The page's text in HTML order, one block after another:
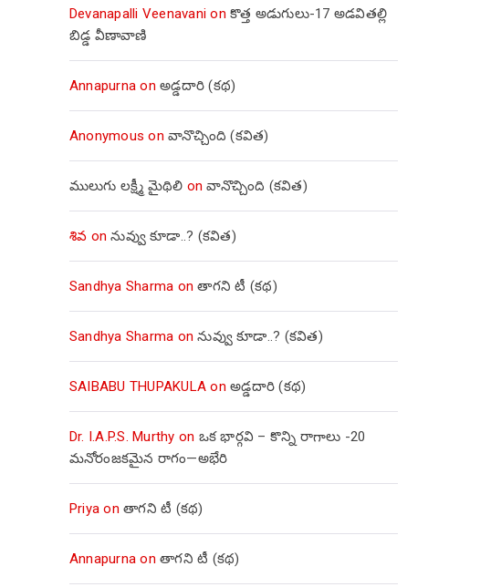
Devanapalli Veenavani onకొత్త అడుగులు-17 అడవితల్లి
బిడ్డ వీణావాణి
Annapurna onఅడ్డదారి (కథ)
Anonymous onవానొచ్చింది (కవిత)
ములుగు లక్ష్మీ మైథిలి onవానొచ్చింది (కవిత)
శివ onనువ్వు కూడా..? (కవిత)
Sandhya Sharma onతాగని టీ (కథ)
Sandhya Sharma onనువ్వు కూడా..? (కవిత)
SAIBABU THUPAKULA onఅడ్డదారి (కథ)
Dr. I.A.P.S. Murthy on ఒక భార్గవి – కొన్ని రాగాలు -20
మనోరంజకమైన రాగం—అభేరి
Priya onతాగని టీ (కథ)
Annapurna onతాగని టీ (కథ)